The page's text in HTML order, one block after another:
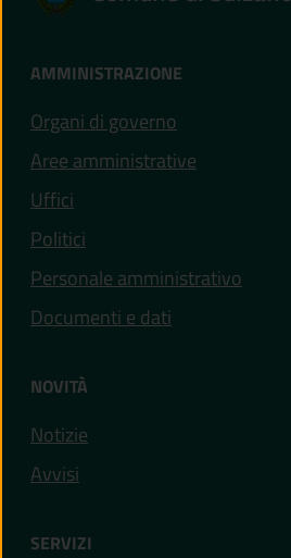
AMMINISTRAZIONE
Organi di governo
Aree amministrative
Uffici
Politici
Personale amministrativo
Documenti e dati
NOVITÀ
Notizie
Avvisi
SERVIZI